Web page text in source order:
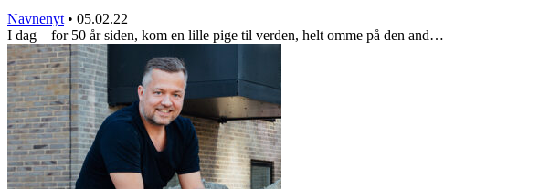
Navnenyt • 05.02.22
I dag – for 50 år siden, kom en lille pige til verden, helt omme på den and…